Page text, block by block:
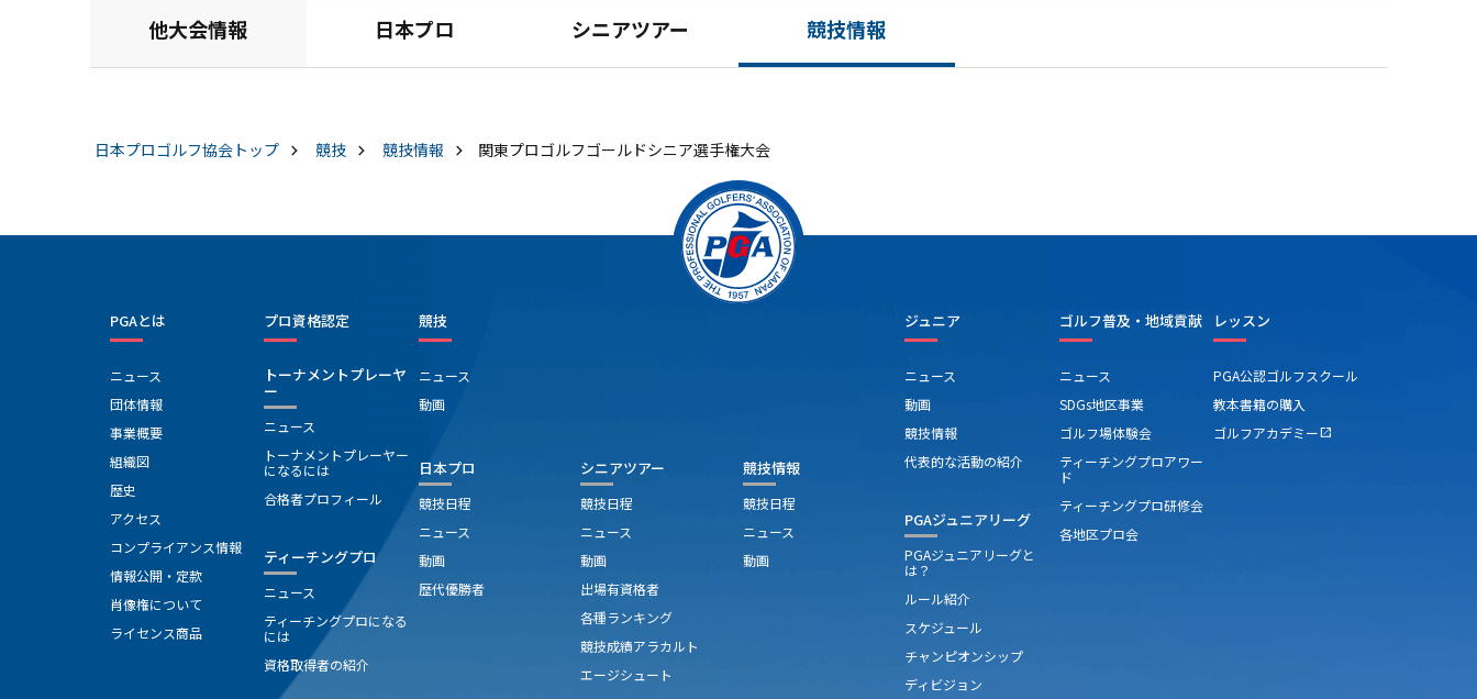
他大会情報 日本プロ シニアツアー 競技情報
日本プロゴルフ協会 トップ 競技 競技情報 関東プロゴルフゴールドシニア選手権大会
PGAとは
ニュース
団体情報
事業概要
組織図
歴史
アクセス
コンプライアンス情報
情報公開・定款
肖像権について
ライセンス商品
プロ資格認定
トーナメントプレーヤ
ー
ニュース
トーナメントプレーヤー
になるには
合格者プロフィール
ティーチングプロ
ニュース
ティーチングプロになる
には
資格取得者の紹介
競技
ニュース
動画
日本プロ
競技日程
ニュース
動画
歴代優勝者
シニアツアー
競技日程
ニュース
動画
出場有資格者
各種ランキング
競技成績アラカルト
エージシュート
競技情報
競技日程
ニュース
動画
ジュニア
ニュース
動画
競技情報
代表的な活動の紹介
PGAジュニアリーグ
PGAジュニアリーグと
は？
ルール紹介
スケジュール
チャンピオンシップ
ディビジョン
ゴルフ普及・地域貢献
ニュース
SDGs地区事業
ゴルフ場体験会
ティーチングプロアワー
ド
ティーチングプロ研修会
各地区プロ会
レッスン
PGA公認ゴルフスクール
教本書籍の購入
ゴルフアカデミー open_in_new